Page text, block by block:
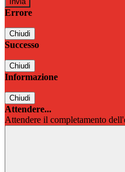
Errore
Chiudi
Successo
Chiudi
Informazione
Chiudi
Attendere...
Attendere il completamento